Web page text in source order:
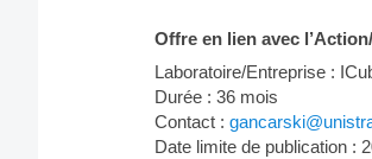
Offre en lien avec
Laboratoire/Entreprise :
Durée : 36 mois
Contact :
Date limite de publication :